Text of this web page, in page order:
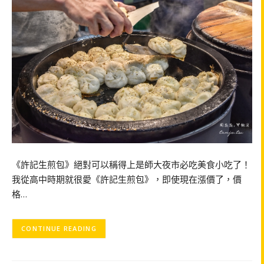
《許記生煎包》絕對可以稱得上是師大夜市必吃美食小吃了！
我從高中時期就很愛《許記生煎包》，即使現在漲價了，價
格…
CONTINUE READING